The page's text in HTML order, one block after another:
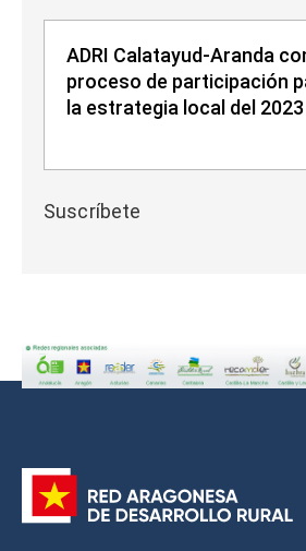
ADRI Calatayud-Aranda
proceso de participación
la estrategia local del
Suscríbete